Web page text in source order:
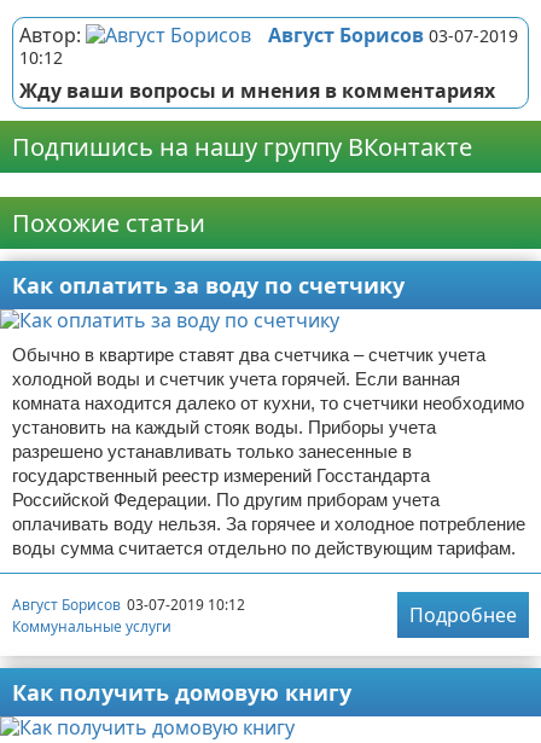
Автор: Август Борисов 03-07-2019
10:12
Жду ваши вопросы и мнения в комментариях
Подпишись на нашу группу ВКонтакте
Похожие статьи
Как оплатить за воду по счетчику
Обычно в квартире ставят два счетчика – счетчик учета
холодной воды и счетчик учета горячей. Если ванная
комната находится далеко от кухни, то счетчики необходимо
установить на каждый стояк воды. Приборы учета
разрешено устанавливать только занесенные в
государственный реестр измерений Госстандарта
Российской Федерации. По другим приборам учета
оплачивать воду нельзя. За горячее и холодное потребление
воды сумма считается отдельно по действующим тарифам.
Август Борисов 03-07-2019 10:12
Коммунальные услуги
Подробнее
Как получить домовую книгу